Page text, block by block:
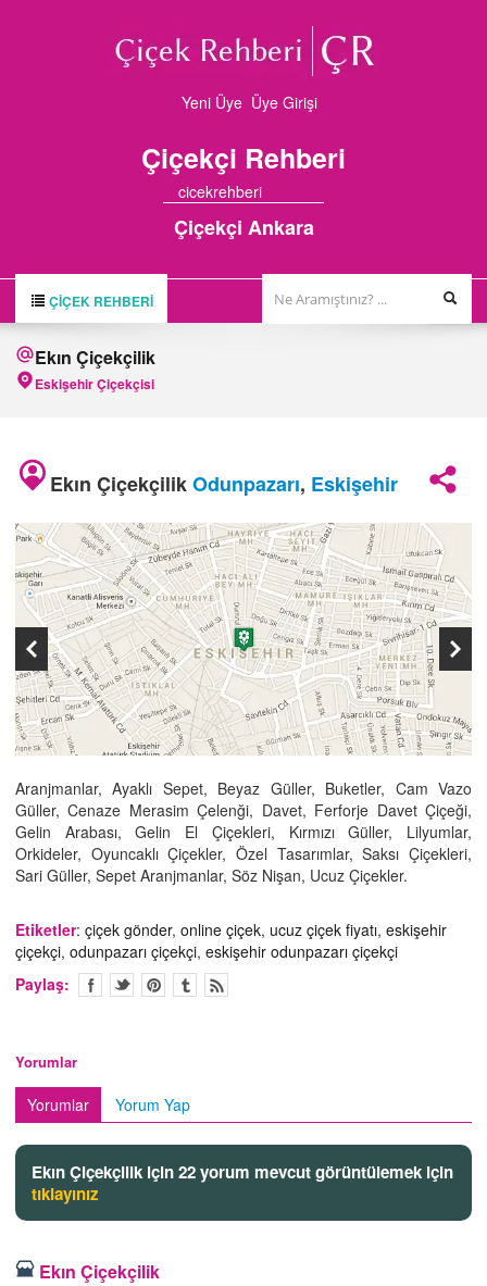
Yeni Üye Üye Girişi
Çiçekçi Rehberi
cicekrehberi
Çiçekçi Ankara
ÇIÇEK REHBERI
ÇİÇEKÇİLER
FİRMA BAŞVURUSU
İLETİŞİM
Ekın Çiçekçilik
Eskişehir Çiçekçisi
Ekın ÇiçekçilikOdunpazarı, Eskişehir
Aranjmanlar, Ayaklı Sepet, Beyaz Güller, Buketler, Cam Vazo
Güller, Cenaze Merasim Çelenği, Davet, Ferforje Davet Çiçeği,
Gelin Arabası, Gelin El Çiçekleri, Kırmızı Güller, Lilyumlar,
Orkideler, Oyuncaklı Çiçekler, Özel Tasarımlar, Saksı Çiçekleri,
Sari Güller, Sepet Aranjmanlar, Söz Nişan, Ucuz Çiçekler.
Etiketler: çiçek gönder, online çiçek, ucuz çiçek fiyatı, eskişehir
çiçekçi, odunpazarı çiçekçi, eskişehir odunpazarı çiçekçi
Paylaş:
Yorumlar
Yorumlar Yorum Yap
Ekın Çiçekçilik için 22 yorum mevcut görüntülemek için
tıklayınız
Ekın Çiçekçilik